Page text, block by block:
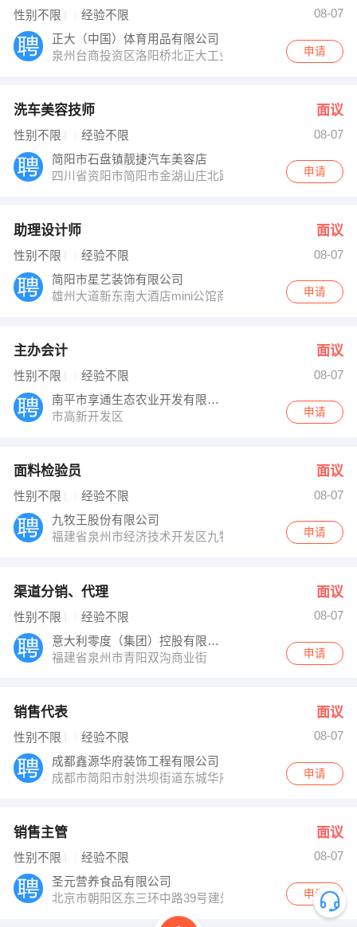
性别不限 经验不限
08-07
正大（中国）体育用品有限公司
泉州台商投资区洛阳桥北正大工业园
申请
洗车美容技师 面议
性别不限 经验不限
08-07
简阳市石盘镇靓捷汽车美容店
四川省资阳市简阳市金湖山庄北路
申请
助理设计师 面议
性别不限 经验不限
08-07
简阳市星艺装饰有限公司
雄州大道新东南大酒店mini公馆商铺星艺装饰
申请
主办会计 面议
性别不限 经验不限
08-07
南平市享通生态农业开发有限公司
市高新开发区
申请
面料检验员 面议
性别不限 经验不限
08-07
九牧王股份有限公司
福建省泉州市经济技术开发区九牧王工业园
申请
渠道分销、代理 面议
性别不限 经验不限
08-07
意大利零度（集团）控股有限公司
福建省泉州市青阳双沟商业街
申请
销售代表 面议
性别不限 经验不限
08-07
成都鑫源华府装饰工程有限公司
成都市简阳市射洪坝街道东城华府A区1号楼2层1-2-1号门
申请
销售主管 面议
性别不限 经验不限
08-07
圣元营养食品有限公司
北京市朝阳区东三环中路39号建外
申请